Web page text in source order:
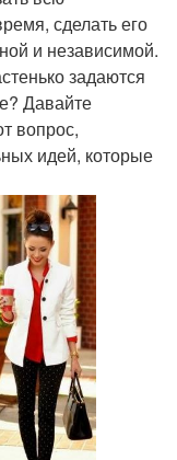
сделать его
и независимой.
задаются
Давайте
вопрос,
идей, которые